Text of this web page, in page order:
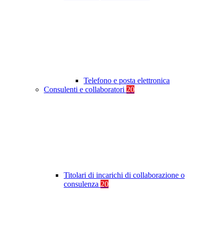
Telefono e posta elettronica
Consulenti e collaboratori 20
Titolari di incarichi di collaborazione o
consulenza 20